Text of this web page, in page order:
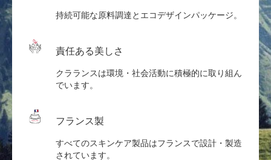
持続可能な原料調達とエコデザインパッケージ。
責任ある美しさ
クラランスは環境・社会活動に積極的に取り組ん
でいます。
フランス製
すべてのスキンケア製品はフランスで設計・製造
されています。